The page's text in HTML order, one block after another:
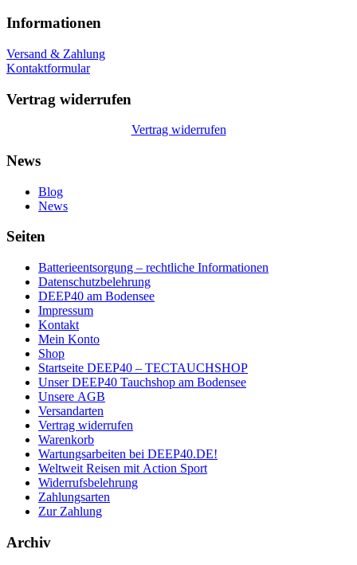
Informationen
Versand & Zahlung
Kontaktformular
Vertrag widerrufen
Vertrag widerrufen
News
Blog
News
Seiten
Batterieentsorgung – rechtliche Informationen
Datenschutzbelehrung
DEEP40 am Bodensee
Impressum
Kontakt
Mein Konto
Shop
Startseite DEEP40 – TECTAUCHSHOP
Unser DEEP40 Tauchshop am Bodensee
Unsere AGB
Versandarten
Vertrag widerrufen
Warenkorb
Wartungsarbeiten bei DEEP40.DE!
Weltweit Reisen mit Action Sport
Widerrufsbelehrung
Zahlungsarten
Zur Zahlung
Archiv